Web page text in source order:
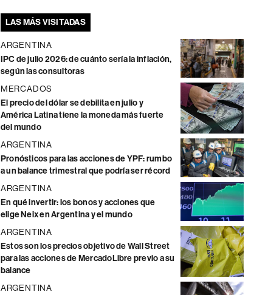
LAS MÁS VISITADAS
ARGENTINA
IPC de julio 2026: de cuánto sería la inflación,
según las consultoras
MERCADOS
El precio del dólar se debilita en julio y
América Latina tiene la moneda más fuerte
del mundo
ARGENTINA
Pronósticos para las acciones de YPF: rumbo
a un balance trimestral que podría ser récord
ARGENTINA
En qué invertir: los bonos y acciones que
elige Neix en Argentina y el mundo
ARGENTINA
Estos son los precios objetivo de Wall Street
para las acciones de MercadoLibre previo a su
balance
ARGENTINA